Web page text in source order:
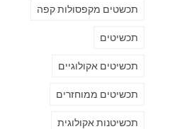
תכשטים מקפסולות קפה
תכשיטים
תכשיטים אקולוגיים
תכשיטים ממוחזרים
תכשיטנות אקולוגית